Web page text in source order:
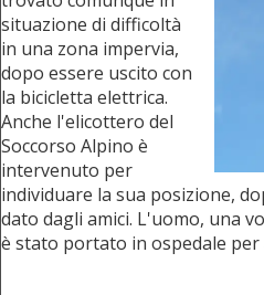
situazione di difficoltà
in una zona impervia,
dopo essere uscito con
la bicicletta elettrica.
Anche l'elicottero del
Soccorso Alpino è
intervenuto per
individuare la sua posizione,
dato dagli amici. L'uomo, una
è stato portato in ospedale